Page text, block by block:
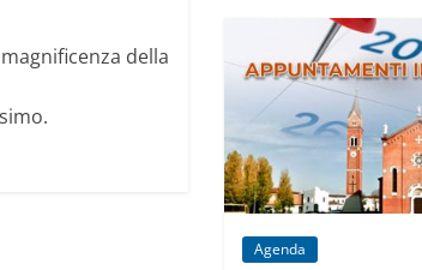
della
Agenda